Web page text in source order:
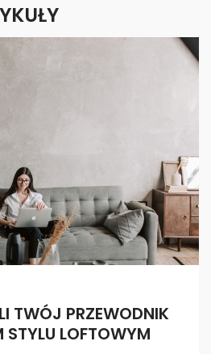
TWÓJ PRZEWODNIK
STYLU LOFTOWYM